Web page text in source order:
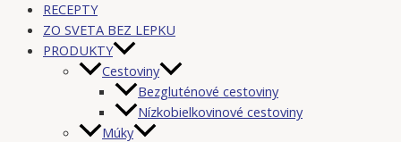
RECEPTY
ZO SVETA BEZ LEPKU
PRODUKTY
Cestoviny
Bezgluténové cestoviny
Nízkobielkovinové cestoviny
Múky